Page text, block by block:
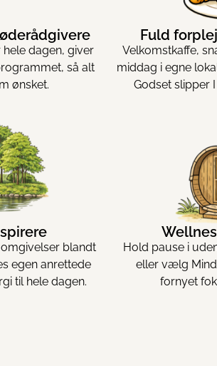
dagen, giver
så alt
ønsket.
Fuld
Velkomstkaffe,
middag i egne
Godset slipper
blandt
egen anrettede
til hele dagen.
Hold pause i
eller vælg
fornyet